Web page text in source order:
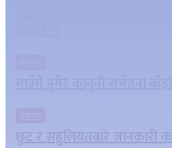
वृक्षारोपणमार्फत वातावरण
छुट र सहुलियतबारे जानकारी